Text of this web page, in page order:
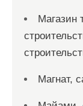
Магазин
Магнат,